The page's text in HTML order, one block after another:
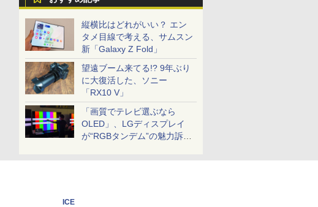
縦横比はどれがいい？ エン
タメ目線で考える、サムスン
新「Galaxy Z Fold」
望遠ブーム来てる!? 9年ぶり
に大復活した、ソニー
「RX10 V」
「画質でテレビ選ぶなら
OLED」、LGディスプレイ
が“RGBタンデム”の魅力訴
ICE